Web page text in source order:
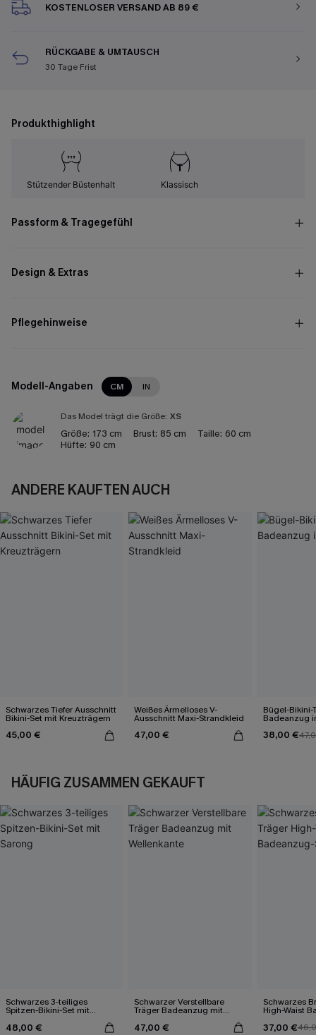
KOSTENLOSER VERSAND AB 89 €
RÜCKGABE & UMTAUSCH
30 Tage Frist
Produkthighlight
Stützender Büstenhalt Klassisch
Passform & Tragegefühl
Design & Extras
Pflegehinweise
Modell-Angaben CM IN
Das Model trägt die Größe: XS
Größe: 173 cm Brust: 85 cm Taille: 60 cm
Hüfte: 90 cm
ANDERE KAUFTEN AUCH
Schwarzes Tiefer Ausschnitt
Bikini-Set mit Kreuzträgern
45,00 €
Weißes Ärmelloses V-
Ausschnitt Maxi-Strandkleid
47,00 €
Bügel-Bikini-
Badeanzug
38,00 €
HÄUFIG ZUSAMMEN GEKAUFT
Schwarzes 3-teiliges
Spitzen-Bikini-Set mit
48,00 €
Schwarzer Verstellbare
Träger Badeanzug mit
47,00 €
Schwarzes
High-Waist
37,00 €